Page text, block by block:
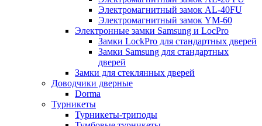
Электромагнитный замок AL-40FU
Электромагнитный замок YM-60
Электронные замки Samsung и LocPro
Замки LockPro для стандартных дверей
Замки Samsung для стандартных
дверей
Замки для стеклянных дверей
Доводчики дверные
Dorma
Турникеты
Турникеты-триподы